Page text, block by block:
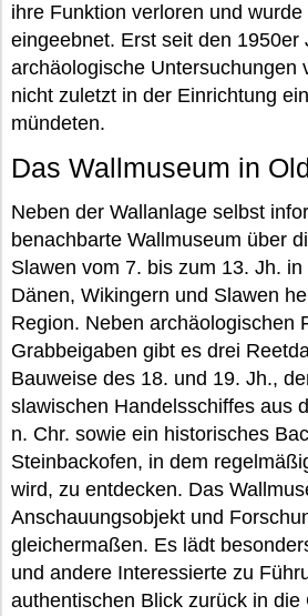
ihre Funktion verloren und
eingeebnet. Erst seit den 1950er
archäologische Untersuchungen
nicht zuletzt in der Einrichtung
mündeten.
Das Wallmuseum in
Neben der Wallanlage selbst
benachbarte Wallmuseum über
Slawen vom 7. bis zum 13. Jh.
Dänen, Wikingern und Slawen
Region. Neben archäologischen
Grabbeigaben gibt es drei
Bauweise des 18. und 19. Jh.,
slawischen Handelsschiffes aus
n. Chr. sowie ein historisches
Steinbackofen, in dem
wird, zu entdecken. Das
Anschauungsobjekt und
gleichermaßen. Es lädt
und andere Interessierte zu
authentischen Blick zurück in die